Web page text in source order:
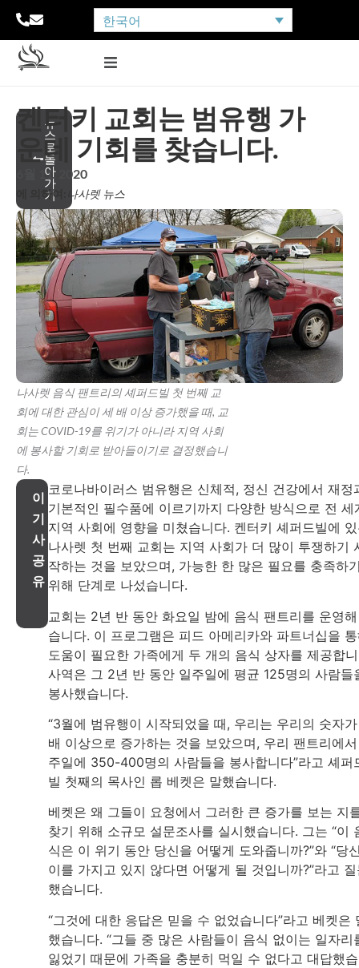
한국어
뉴
스
로
돌
아
가
기
켄터키 교회는 범유행 가
운데 기회를 찾습니다.
6월 11, 2020
에 의하여: 나사렛 뉴스
나사렛 음식 팬트리의 셰퍼드빌 첫 번째 교
회에 대한 관심이 세 배 이상 증가했을 때, 교
회는 COVID-19를 위기가 아니라 지역 사회
에 봉사할 기회로 받아들이기로 결정했습니
다.
이
기
사
공
유
코로나바이러스 범유행은 신체적, 정신 건강에서 재정
기본적인 필수품에 이르기까지 다양한 방식으로 전 세
지역 사회에 영향을 미쳤습니다. 켄터키 셰퍼드빌에
나사렛 첫 번째 교회는 지역 사회가 더 많이 투쟁하기
작하는 것을 보았으며, 가능한 한 많은 필요를 충족하
위해 단계로 나섰습니다.
교회는 2년 반 동안 화요일 밤에 음식 팬트리를 운영
습니다. 이 프로그램은 피드 아메리카와 파트너십을
도움이 필요한 가족에게 두 개의 음식 상자를 제공합
사역은 그 2년 반 동안 일주일에 평균 125명의 사람들
봉사했습니다.
“3월에 범유행이 시작되었을 때, 우리는 우리의 숫자
배 이상으로 증가하는 것을 보았으며, 우리 팬트리에
주일에 350-400명의 사람들을 봉사합니다”라고 셰퍼
빌 첫째의 목사인 롭 베켓은 말했습니다.
베켓은 왜 그들이 요청에서 그러한 큰 증가를 보는 지
찾기 위해 소규모 설문조사를 실시했습니다. 그는 “이
식은 이 위기 동안 당신을 어떻게 도와줍니까?”와 “당
이를 가지고 있지 않다면 어떻게 될 것입니까?”라고
했습니다.
“그것에 대한 응답은 믿을 수 없었습니다”라고 베켓은
했습니다. “그들 중 많은 사람들이 음식 없이는 일자리
잃었기 때문에 가족을 충분히 먹일 수 없다고 대답했